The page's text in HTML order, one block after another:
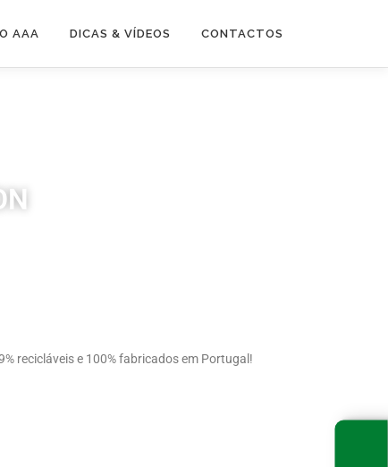
AAA DICAS & VÍDEOS CONTACTOS
recicláveis e 100% fabricados em Portugal!